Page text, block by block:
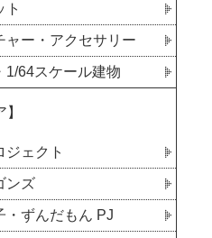
ト
ャー・アクセサリー
1/64スケール建物
ジェクト
ンズ
・ずんだもん PJ